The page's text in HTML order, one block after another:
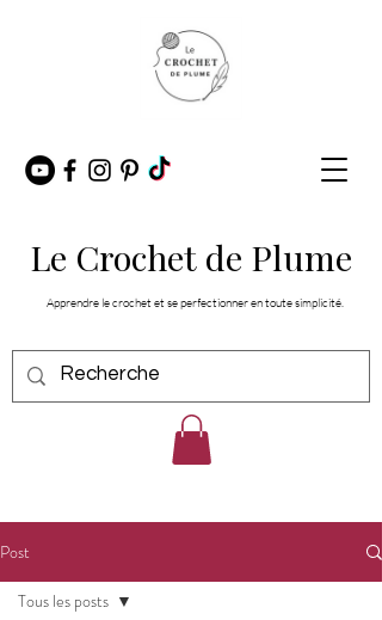
Le Crochet de Plume
Apprendre le crochet et se perfectionner en toute simplicité.
Post
Tous les posts